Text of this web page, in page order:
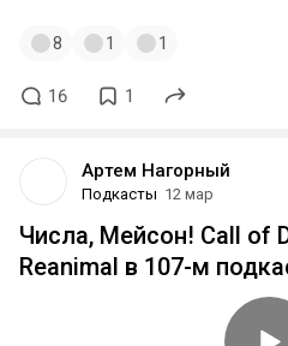
8 1 1
16 1
Артем Нагорный
Подкасты 12 мар
Числа, Мейсон! Call of
Reanimal в 107-м